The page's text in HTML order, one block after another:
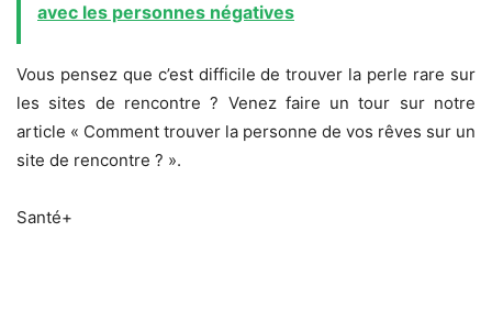
avec les personnes négatives
Vous pensez que c’est difficile de trouver la perle rare sur
les sites de rencontre ? Venez faire un tour sur notre
article « Comment trouver la personne de vos rêves sur un
site de rencontre ? ».
Santé+